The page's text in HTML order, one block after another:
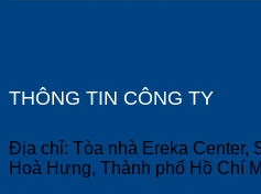
THÔNG TIN CÔNG TY
Địa chỉ: Tòa nhà Ereka Center,
Hoà Hưng, Thành phố Hồ Chí